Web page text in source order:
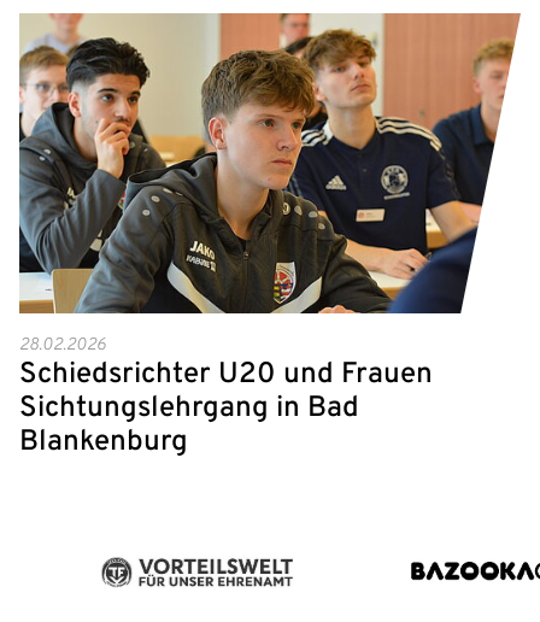
28.02.2026
Schiedsrichter U20 und Frauen
Sichtungslehrgang in Bad
Blankenburg